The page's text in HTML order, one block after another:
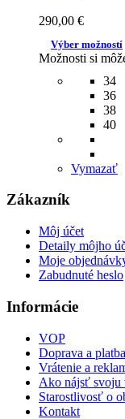
290,00 €
Výber možností
Možnosti si
34
36
38
40
Vymazať
Zákazník
Môj účet
Detaily môjho
Moje
Zabudnuté heslo
Informácie
VOP
Doprava a platba
Vrátenie a
Ako nájsť
Starostlivosť o
Kontakt